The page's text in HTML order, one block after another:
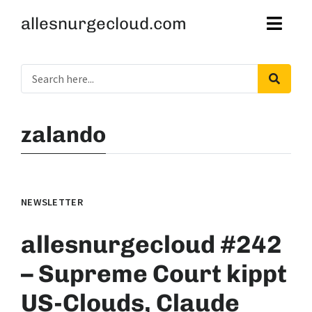
allesnurgecloud.com
zalando
NEWSLETTER
allesnurgecloud #242
– Supreme Court kippt
US-Clouds, Claude